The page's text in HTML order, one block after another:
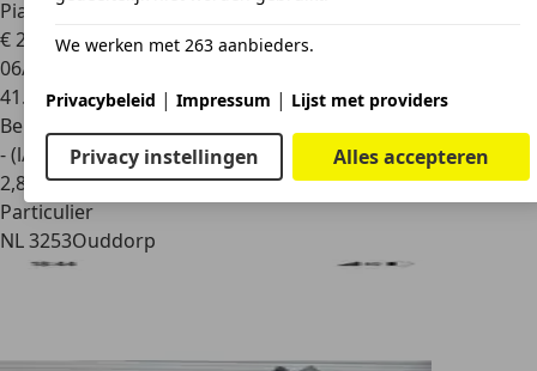
Piaggio MP3 400
€ 2.750
06/2009
41.540 km
Benzine
- (l/100 km)
2,8
Particulier
NL 3253Ouddorp
We werken met 263 aanbieders.
Privacybeleid | Impressum | Lijst met providers
Privacy instellingen Alles accepteren